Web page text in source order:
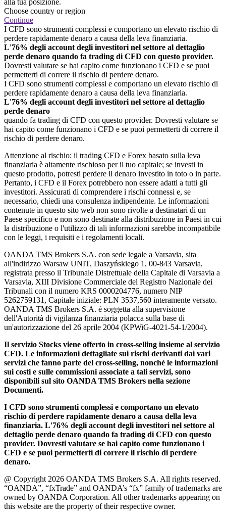
Choose country or region
Continue
I CFD sono strumenti complessi e comportano un elevato rischio di
perdere rapidamente denaro a causa della leva finanziaria.
L'76% degli account degli investitori nel settore al dettaglio
perde denaro quando fa trading di CFD con questo provider.
Dovresti valutare se hai capito come funzionano i CFD e se puoi
permetterti di correre il rischio di perdere denaro.
I CFD sono strumenti complessi e comportano un elevato rischio di
perdere rapidamente denaro a causa della leva finanziaria.
L'76% degli account degli investitori nel settore al dettaglio
perde denaro
quando fa trading di CFD con questo provider. Dovresti valutare se
hai capito come funzionano i CFD e se puoi permetterti di correre il
rischio di perdere denaro.
Attenzione al rischio: il trading CFD e Forex basato sulla leva
finanziaria è altamente rischioso per il tuo capitale; se investi in
questo prodotto, potresti perdere il denaro investito in toto o in parte.
Pertanto, i CFD e il Forex potrebbero non essere adatti a tutti gli
investitori. Assicurati di comprendere i rischi connessi e, se
necessario, chiedi una consulenza indipendente. Le informazioni
contenute in questo sito web non sono rivolte a destinatari di un
Paese specifico e non sono destinate alla distribuzione in Paesi in cui
la distribuzione o l'utilizzo di tali informazioni sarebbe incompatibile
con le leggi, i requisiti e i regolamenti locali.
OANDA TMS Brokers S.A. con sede legale a Varsavia, sita
all'indirizzo Warsaw UNIT, Daszyńskiego 1, 00-843 Varsavia,
registrata presso il Tribunale Distrettuale della Capitale di Varsavia a
Varsavia, XIII Divisione Commerciale del Registro Nazionale dei
Tribunali con il numero KRS 0000204776, numero NIP
5262759131, Capitale iniziale: PLN 3537,560 interamente versato.
OANDA TMS Brokers S.A. è soggetta alla supervisione
dell'Autorità di vigilanza finanziaria polacca sulla base di
un'autorizzazione del 26 aprile 2004 (KPWiG-4021-54-1/2004).
Il servizio Stocks viene offerto in cross-selling insieme al servizio
CFD. Le informazioni dettagliate sui rischi derivanti dai vari
servizi che fanno parte del cross-selling, nonché le informazioni
sui costi e sulle commissioni associate a tali servizi, sono
disponibili sul sito OANDA TMS Brokers nella sezione
Documenti.
I CFD sono strumenti complessi e comportano un elevato
rischio di perdere rapidamente denaro a causa della leva
finanziaria. L'76% degli account degli investitori nel settore al
dettaglio perde denaro quando fa trading di CFD con questo
provider. Dovresti valutare se hai capito come funzionano i
CFD e se puoi permetterti di correre il rischio di perdere
denaro.
@ Copyright 2026 OANDA TMS Brokers S.A. All rights reserved.
“OANDA”, “fxTrade” and OANDA’s “fx” family of trademarks are
owned by OANDA Corporation. All other trademarks appearing on
this website are the property of their respective owner.